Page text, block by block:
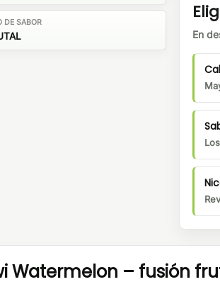
DE SABOR
En
Watermelon – fusión